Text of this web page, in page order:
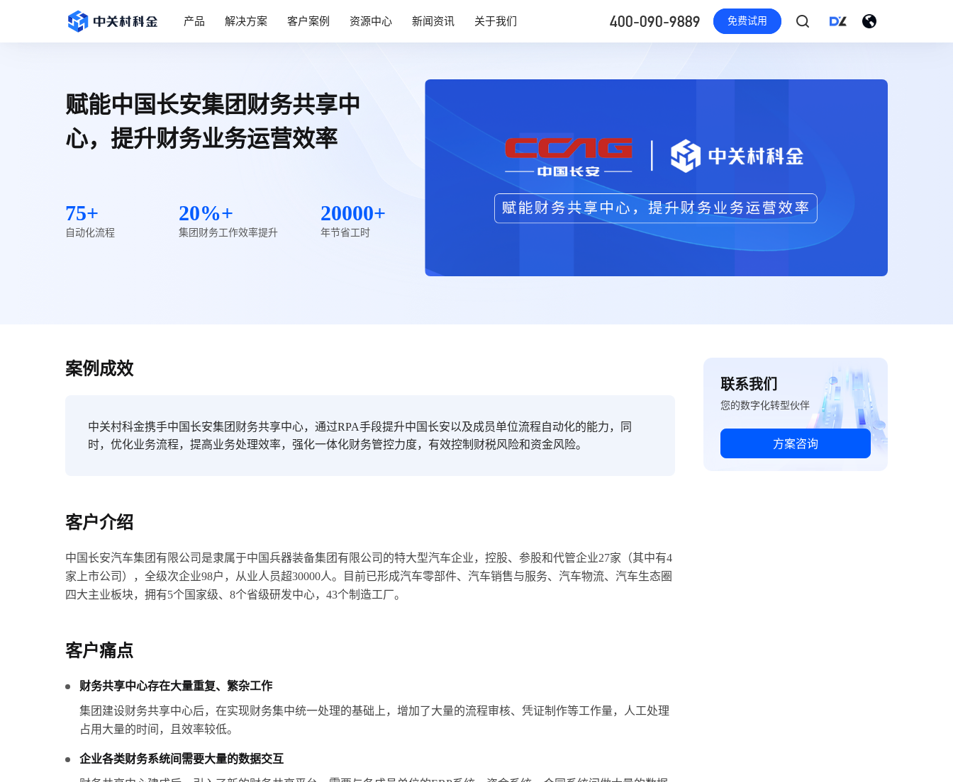
产品 解决方案 客户案例 资源中心 新闻资讯 关于我们 400-090-9889 免费试用
赋能中国长安集团财务共享中
心，提升财务业务运营效率
75+
自动化流程
20%+
集团财务工作效率提升
20000+
年节省工时
案例成效
中关村科金携手中国长安集团财务共享中心，通过RPA手段提升中国长安以及成员单位流程自动化的能力，同
时，优化业务流程，提高业务处理效率，强化一体化财务管控力度，有效控制财税风险和资金风险。
客户介绍
中国长安汽车集团有限公司是隶属于中国兵器装备集团有限公司的特大型汽车企业，控股、参股和代管企业27家（其中有4
家上市公司），全级次企业98户，从业人员超30000人。目前已形成汽车零部件、汽车销售与服务、汽车物流、汽车生态圈
四大主业板块，拥有5个国家级、8个省级研发中心，43个制造工厂。
客户痛点
财务共享中心存在大量重复、繁杂工作
集团建设财务共享中心后，在实现财务集中统一处理的基础上，增加了大量的流程审核、凭证制作等工作量，人工处理
占用大量的时间，且效率较低。
企业各类财务系统间需要大量的数据交互
联系我们
您的数字化转型伙伴
方案咨询